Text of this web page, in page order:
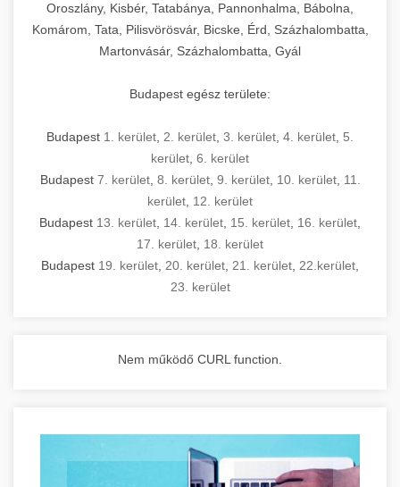
Oroszlány, Kisbér, Tatabánya, Pannonhalma, Bábolna,
Komárom, Tata, Pilisvörösvár, Bicske, Érd, Százhalombatta,
Martonvásár, Százhalombatta, Gyál
Budapest egész területe:
Budapest 1. kerület 2. kerület 3. kerület 4. kerület 5.
kerület 6. kerület
Budapest 7. kerület, 8. kerület, 9. kerület, 10. kerület, 11.
kerület 12. kerület
Budapest 13. kerület 14. kerület 15. kerület 16. kerület
17. kerület 18. kerület
Budapest 19. kerület 20. kerület 21. kerület 22.kerület
23. kerület
Nem működő CURL function.